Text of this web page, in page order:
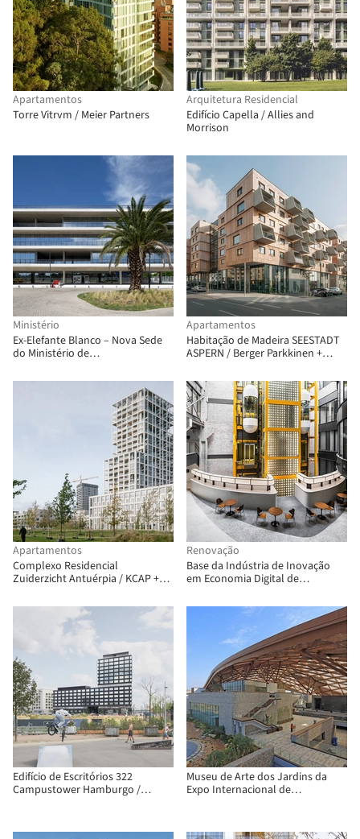
Apartamentos
Torre Vitrvm / Meier Partners
Arquitetura Residencial
Edifício Capella / Allies and
Morrison
Ministério
Ex-Elefante Blanco – Nova Sede
do Ministério de
Hábitat / Diretoria Geral de
Arquitetura + MDUyT + GCBA
Apartamentos
Habitação de Madeira SEESTADT
ASPERN / Berger Parkkinen +
Apartamentos
Complexo Residencial
Zuiderzicht Antuérpia / KCAP +
Renovação
Base da Indústria de Inovação
em Economia Digital de
Edifício de Escritórios 322
Campustower Hamburgo /
Museu de Arte dos Jardins da
Expo Internacional de
Group